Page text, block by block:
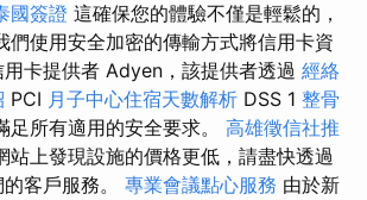
國簽證 這確保您的體驗不僅是輕鬆的，
們使用安全加密的傳輸方式將信用卡資
卡提供者 Adyen，該提供者透過 經絡
PCI 月子中心住宿天數解析 DSS 1 整骨
足所有適用的安全要求。 高雄徵信社推
站上發現設施的價格更低，請盡快透過
客戶服務。 專業會議點心服務 由於新